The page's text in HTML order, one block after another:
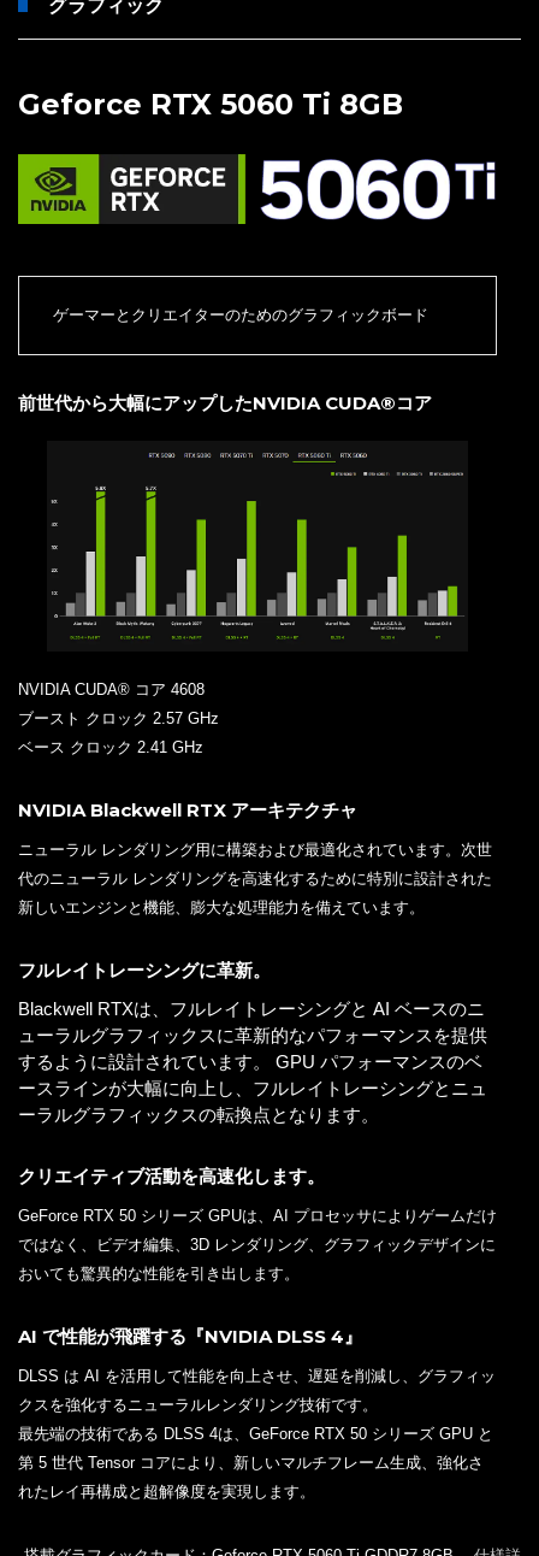
グラフィック
Geforce RTX 5060 Ti 8GB
ゲーマーとクリエイターのためのグラフィックボード
前世代から大幅にアップしたNVIDIA CUDA®コア
NVIDIA CUDA® コア 4608
ブースト クロック 2.57 GHz
ベース クロック 2.41 GHz
NVIDIA Blackwell RTX アーキテクチャ
ニューラル レンダリング用に構築および最適化されています。次世
代のニューラル レンダリングを高速化するために特別に設計された
新しいエンジンと機能、膨大な処理能力を備えています。
フルレイトレーシングに革新。
Blackwell RTXは、フルレイトレーシングと AI ベースのニ
ューラルグラフィックスに革新的なパフォーマンスを提供
するように設計されています。 GPU パフォーマンスのベ
ースラインが大幅に向上し、フルレイトレーシングとニュ
ーラルグラフィックスの転換点となります。
クリエイティブ活動を高速化します。
GeForce RTX 50 シリーズ GPUは、AI プロセッサによりゲームだけ
ではなく、ビデオ編集、3D レンダリング、グラフィックデザインに
おいても驚異的な性能を引き出します。
AI で性能が飛躍する『NVIDIA DLSS 4』
DLSS は AI を活用して性能を向上させ、遅延を削減し、グラフィッ
クスを強化するニューラルレンダリング技術です。
最先端の技術である DLSS 4は、GeForce RTX 50 シリーズ GPU と
第 5 世代 Tensor コアにより、新しいマルチフレーム生成、強化さ
れたレイ再構成と超解像度を実現します。